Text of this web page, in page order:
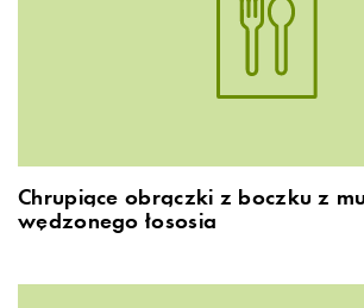
Chrupiące obrączki z boczku z
wędzonego łososia